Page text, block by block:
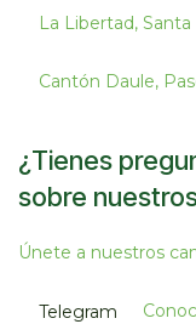
La Libertad, Santa
Cantón Daule,
¿Tienes
sobre
Únete a nuestros
Telegram